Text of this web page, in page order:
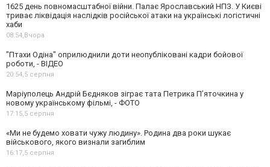
1625 день повномасштабної війни. Палає Ярославський НПЗ. У Києві
триває ліквідація наслідків російської атаки на українські логістичні
хаби
08:54,Вчора
"Птахи Одіна" оприлюднили доти неопубліковані кадри бойової
роботи, - ВІДЕО
20:54,5 серпня
Маріуполець Андрій Бєдняков зіграє тата Петрика П’яточкина у
новому українському фільмі, - ФОТО
17:15,5 серпня
«Ми не будемо ховати чужу людину». Родина два роки шукає
військового, якого визнали загиблим
16:17,5 серпня